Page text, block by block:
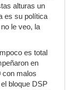
alturas un
es su política
le veo, la
es total
en
con malos
bloque DSP